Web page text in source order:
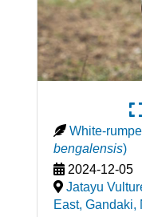
White-
bengalensis)
2024-12-05
Jatayu
East, Gandaki,